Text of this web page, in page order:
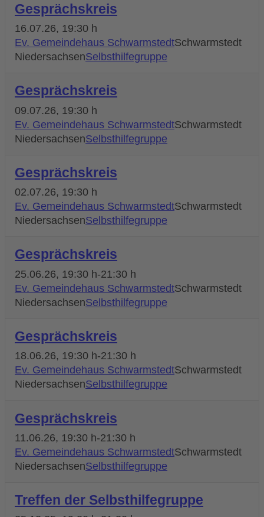
Gesprächskreis
16.07.26, 19:30 h
Ev. Gemeindehaus SchwarmstedtSchwarmstedt
NiedersachsenSelbsthilfegruppe
Gesprächskreis
09.07.26, 19:30 h
Ev. Gemeindehaus SchwarmstedtSchwarmstedt
NiedersachsenSelbsthilfegruppe
Gesprächskreis
02.07.26, 19:30 h
Ev. Gemeindehaus SchwarmstedtSchwarmstedt
NiedersachsenSelbsthilfegruppe
Gesprächskreis
25.06.26, 19:30 h-21:30 h
Ev. Gemeindehaus SchwarmstedtSchwarmstedt
NiedersachsenSelbsthilfegruppe
Gesprächskreis
18.06.26, 19:30 h-21:30 h
Ev. Gemeindehaus SchwarmstedtSchwarmstedt
NiedersachsenSelbsthilfegruppe
Gesprächskreis
11.06.26, 19:30 h-21:30 h
Ev. Gemeindehaus SchwarmstedtSchwarmstedt
NiedersachsenSelbsthilfegruppe
Treffen der Selbsthilfegruppe